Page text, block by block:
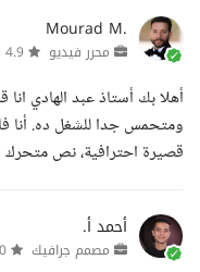
Mourad M.
محرر فيديو
أهلا بك أستاذ عبد الهادي
ومتحمس جدا للشغل ده. أنا
قصيرة احترافية، نص متحرك
أحمد أ.
مصمم جرافيك